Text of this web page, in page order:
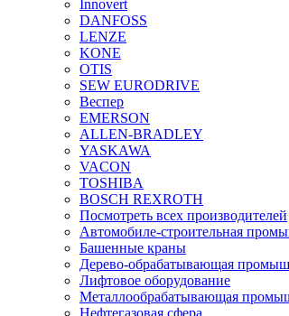
Innovert
DANFOSS
LENZE
KONE
OTIS
SEW EURODRIVE
Веспер
EMERSON
ALLEN-BRADLEY
YASKAWA
VACON
TOSHIBA
BOSCH REXROTH
Посмотреть всех производителей
Автомобиле-строительная
Башенные краны
Дерево-обрабатывающая
Лифтовое оборудование
Металлообрабатывающая
Нефтегазовая сфера